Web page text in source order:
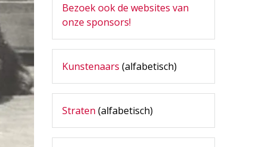
Bezoek ook de websites van
onze sponsors!
Kunstenaars (alfabetisch)
Straten (alfabetisch)